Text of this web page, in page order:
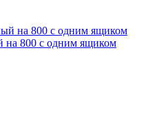
800 с одним ящиком